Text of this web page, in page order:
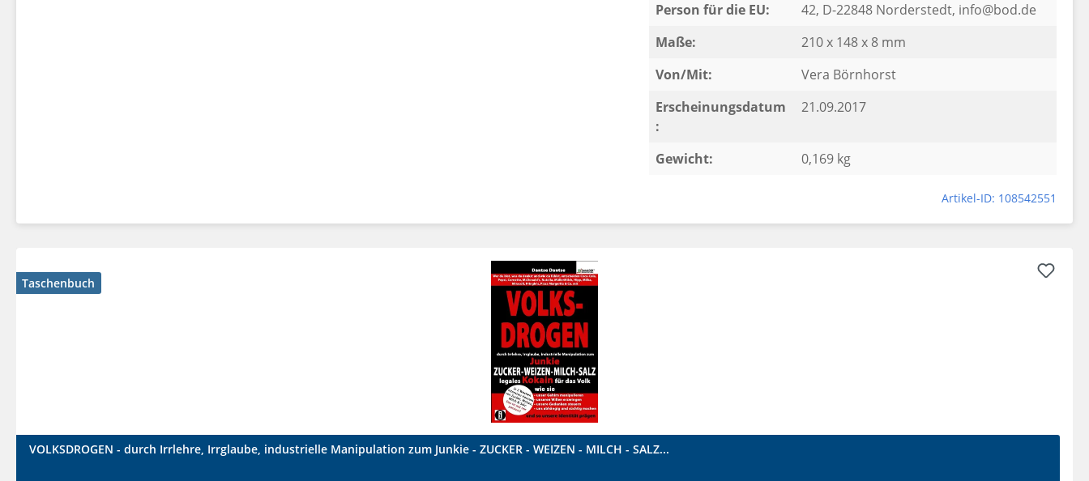
Person für die EU:
42, D-22848 Norderstedt, info@bod.de
Maße:
210 x 148 x 8 mm
Von/Mit:
Vera Börnhorst
Erscheinungsdatum
:
21.09.2017
Gewicht: 0,169 kg
Artikel-ID: 108542551
Taschenbuch
VOLKSDROGEN - durch Irrlehre, Irrglaube, industrielle Manipulation zum Junkie - ZUCKER - WEIZEN - MILCH - SALZ...